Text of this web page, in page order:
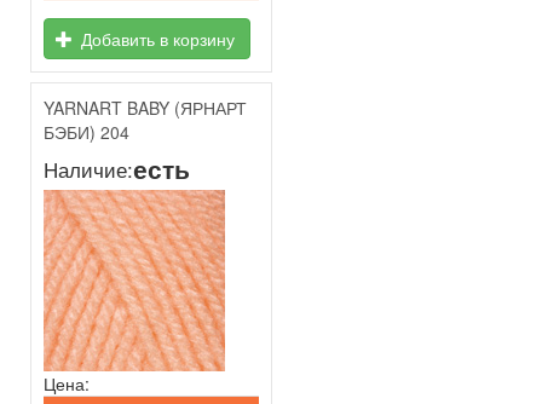
Добавить в корзину
YARNART BABY (ЯРНАРТ
БЭБИ) 204
Наличие:есть
Цена: